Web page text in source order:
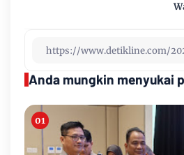
Anda mungkin menyukai